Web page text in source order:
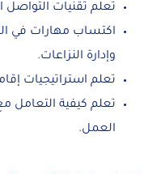
تعلم تقنيات التواصل
اكتساب مهارات في
وإدارة النزاعات.
تعلم استراتيجيات
تعلم كيفية التعامل
العمل.